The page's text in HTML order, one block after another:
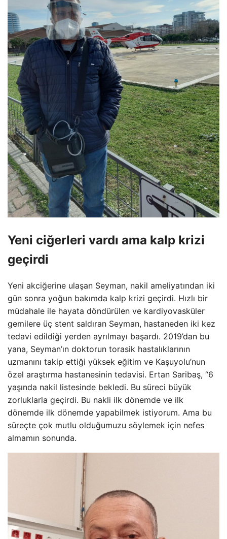
Yeni ciğerleri vardı ama kalp krizi
geçirdi
Yeni akciğerine ulaşan Seyman, nakil ameliyatından iki
gün sonra yoğun bakımda kalp krizi geçirdi. Hızlı bir
müdahale ile hayata döndürülen ve kardiyovasküler
gemilere üç stent saldıran Seyman, hastaneden iki kez
tedavi edildiği yerden ayrılmayı başardı. 2019’dan bu
yana, Seyman’ın doktorun torasik hastalıklarının
uzmanını takip ettiği yüksek eğitim ve Kaşuyolu’nun
özel araştırma hastanesinin tedavisi. Ertan Saribaş, “6
yaşında nakil listesinde bekledi. Bu süreci büyük
zorluklarla geçirdi. Bu nakli ilk dönemde ve ilk
dönemde ilk dönemde yapabilmek istiyorum. Ama bu
süreçte çok mutlu olduğumuzu söylemek için nefes
almamın sonunda.